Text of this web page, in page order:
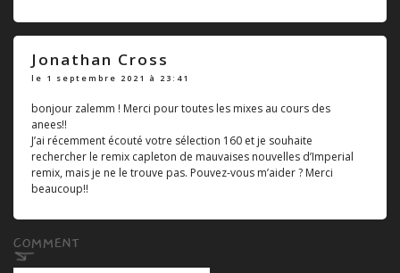
Jonathan Cross
le 1 septembre 2021 à 23:41
bonjour zalemm ! Merci pour toutes les mixes au cours des
anees!!
J’ai récemment écouté votre sélection 160 et je souhaite
rechercher le remix capleton de mauvaises nouvelles d’Imperial
remix, mais je ne le trouve pas. Pouvez-vous m’aider ? Merci
beaucoup!!